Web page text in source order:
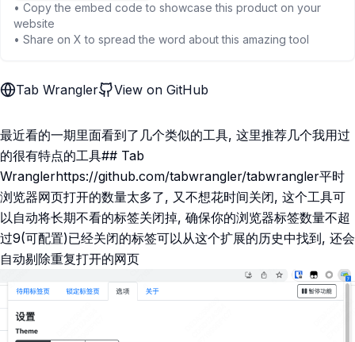
• Copy the embed code to showcase this product on your
website
• Share on X to spread the word about this amazing tool
Tab Wrangler View on GitHub
最近看的一期里面看到了几个类似的工具, 这里推荐几个我用过
的很有特点的工具## Tab
Wranglerhttps://github.com/tabwrangler/tabwrangler平时
浏览器网页打开的数量太多了, 又不想花时间关闭, 这个工具可
以自动将长期不看的标签关闭掉, 确保你的浏览器标签数量不超
过9(可配置)已经关闭的标签可以从这个扩展的历史中找到, 还会
自动剔除重复打开的网页